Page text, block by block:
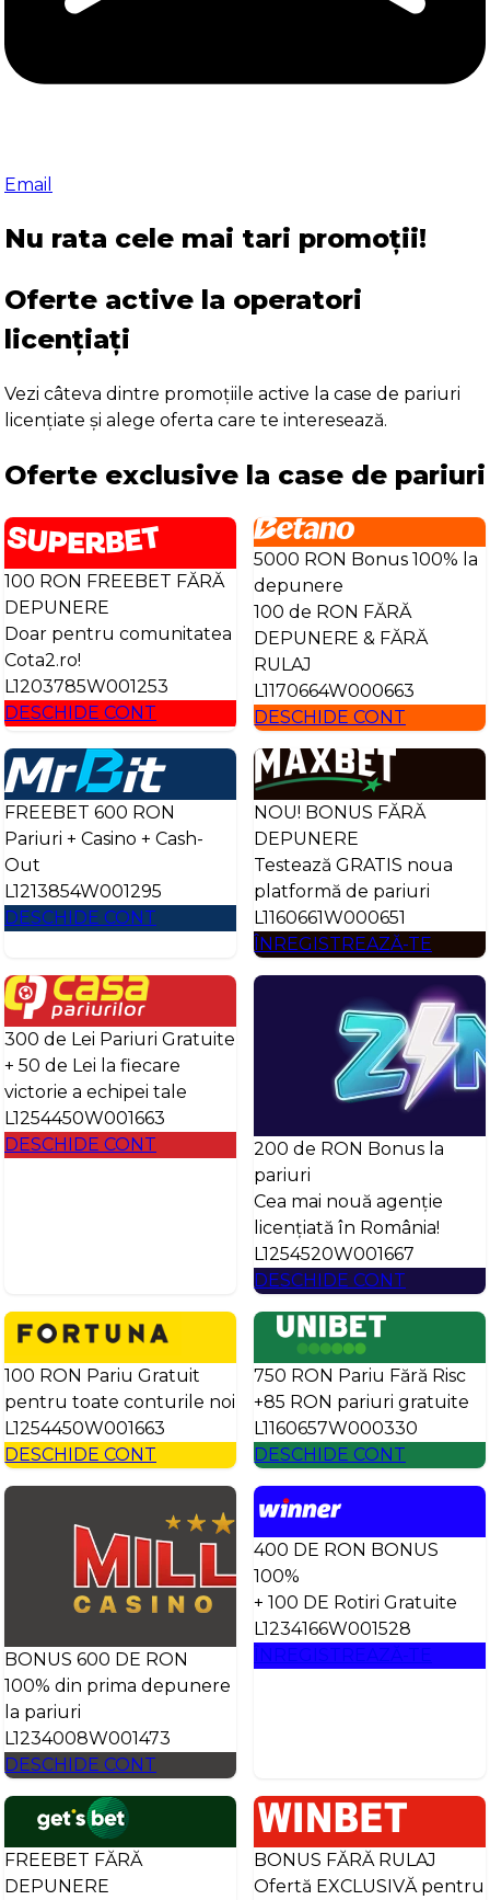
Email
Nu rata cele mai tari promoții!
Oferte active la operatori
licențiați
Vezi câteva dintre promoțiile active la case de pariuri
licențiate și alege oferta care te interesează.
Oferte exclusive la case de pariuri
100 RON FREEBET FĂRĂ
DEPUNERE
Doar pentru comunitatea
Cota2.ro!
L1203785W001253
DESCHIDE CONT
5000 RON Bonus 100% la
depunere
100 de RON FĂRĂ
DEPUNERE & FĂRĂ
RULAJ
L1170664W000663
DESCHIDE CONT
FREEBET 600 RON
Pariuri + Casino + Cash-
Out
L1213854W001295
DESCHIDE CONT
NOU! BONUS FĂRĂ
DEPUNERE
Testează GRATIS noua
platformă de pariuri
L1160661W000651
ÎNREGISTREAZĂ-TE
300 de Lei Pariuri Gratuite
+ 50 de Lei la fiecare
victorie a echipei tale
L1254450W001663
DESCHIDE CONT
200 de RON Bonus la
pariuri
Cea mai nouă agenție
licențiată în România!
L1254520W001667
DESCHIDE CONT
100 RON Pariu Gratuit
pentru toate conturile noi
L1254450W001663
DESCHIDE CONT
750 RON Pariu Fără Risc
+85 RON pariuri gratuite
L1160657W000330
DESCHIDE CONT
BONUS 600 DE RON
100% din prima depunere
la pariuri
L1234008W001473
DESCHIDE CONT
400 DE RON BONUS
100%
+ 100 DE Rotiri Gratuite
L1234166W001528
ÎNREGISTREAZĂ-TE
FREEBET FĂRĂ
DEPUNERE
BONUS FĂRĂ RULAJ
Ofertă EXCLUSIVĂ pentru